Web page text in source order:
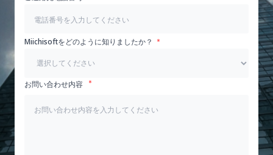
Miichisoftをどのように知りましたか？
お問い合わせ内容